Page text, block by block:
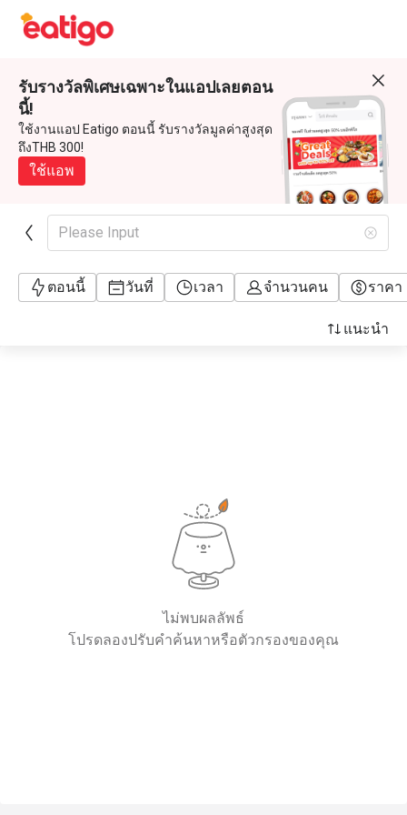
รับรางวัลพิเศษเฉพาะในแอปเลยตอน
นี้!
ใช้งานแอป Eatigo ตอนนี้ รับรางวัลมูลค่าสูงสุด
ถึงTHB 300!
ใช้แอพ
Please Input
ตอนนี้ วันที่ เวลา จำนวนคน ราคา
แนะนำ
ไม่พบผลลัพธ์
โปรดลองปรับคำค้นหาหรือตัวกรองของคุณ